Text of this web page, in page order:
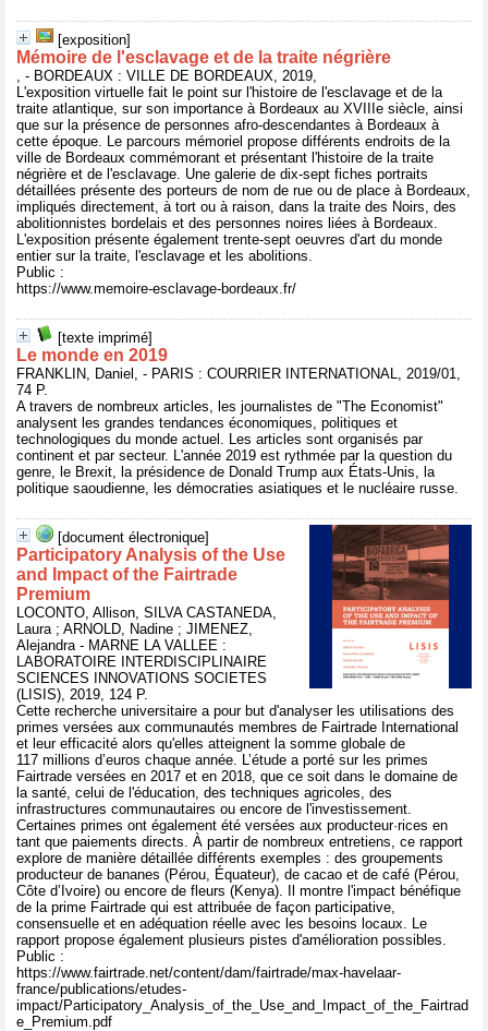
[exposition]
Mémoire de l'esclavage et de la traite négrière
, - BORDEAUX : VILLE DE BORDEAUX, 2019,
L'exposition virtuelle fait le point sur l'histoire de l'esclavage et de la
traite atlantique, sur son importance à Bordeaux au XVIIIe siècle, ainsi
que sur la présence de personnes afro-descendantes à Bordeaux à
cette époque. Le parcours mémoriel propose différents endroits de la
ville de Bordeaux commémorant et présentant l'histoire de la traite
négrière et de l'esclavage. Une galerie de dix-sept fiches portraits
détaillées présente des porteurs de nom de rue ou de place à Bordeaux,
impliqués directement, à tort ou à raison, dans la traite des Noirs, des
abolitionnistes bordelais et des personnes noires liées à Bordeaux.
L'exposition présente également trente-sept oeuvres d'art du monde
entier sur la traite, l'esclavage et les abolitions.
Public :
https://www.memoire-esclavage-bordeaux.fr/
[texte imprimé]
Le monde en 2019
FRANKLIN, Daniel, - PARIS : COURRIER INTERNATIONAL, 2019/01,
74 P.
A travers de nombreux articles, les journalistes de "The Economist"
analysent les grandes tendances économiques, politiques et
technologiques du monde actuel. Les articles sont organisés par
continent et par secteur. L'année 2019 est rythmée par la question du
genre, le Brexit, la présidence de Donald Trump aux États-Unis, la
politique saoudienne, les démocraties asiatiques et le nucléaire russe.
[document électronique]
Participatory Analysis of the Use
and Impact of the Fairtrade
Premium
LOCONTO, Allison, SILVA CASTANEDA,
Laura ; ARNOLD, Nadine ; JIMENEZ,
Alejandra - MARNE LA VALLEE :
LABORATOIRE INTERDISCIPLINAIRE
SCIENCES INNOVATIONS SOCIETES
(LISIS), 2019, 124 P.
Cette recherche universitaire a pour but d'analyser les utilisations des
primes versées aux communautés membres de Fairtrade International
et leur efficacité alors qu'elles atteignent la somme globale de
117 millions d’euros chaque année. L’étude a porté sur les primes
Fairtrade versées en 2017 et en 2018, que ce soit dans le domaine de
la santé, celui de l'éducation, des techniques agricoles, des
infrastructures communautaires ou encore de l'investissement.
Certaines primes ont également été versées aux producteur·rices en
tant que paiements directs. À partir de nombreux entretiens, ce rapport
explore de manière détaillée différents exemples : des groupements
producteur de bananes (Pérou, Équateur), de cacao et de café (Pérou,
Côte d’Ivoire) ou encore de fleurs (Kenya). Il montre l'impact bénéfique
de la prime Fairtrade qui est attribuée de façon participative,
consensuelle et en adéquation réelle avec les besoins locaux. Le
rapport propose également plusieurs pistes d'amélioration possibles.
Public :
https://www.fairtrade.net/content/dam/fairtrade/max-havelaar-
france/publications/etudes-
impact/Participatory_Analysis_of_the_Use_and_Impact_of_the_Fairtrad
e_Premium.pdf